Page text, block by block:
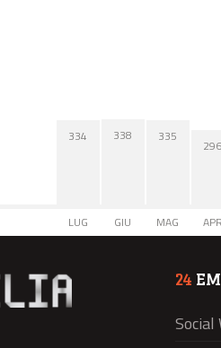
334
LUG
338
GIU
335
MAG
296
APR
24
Social